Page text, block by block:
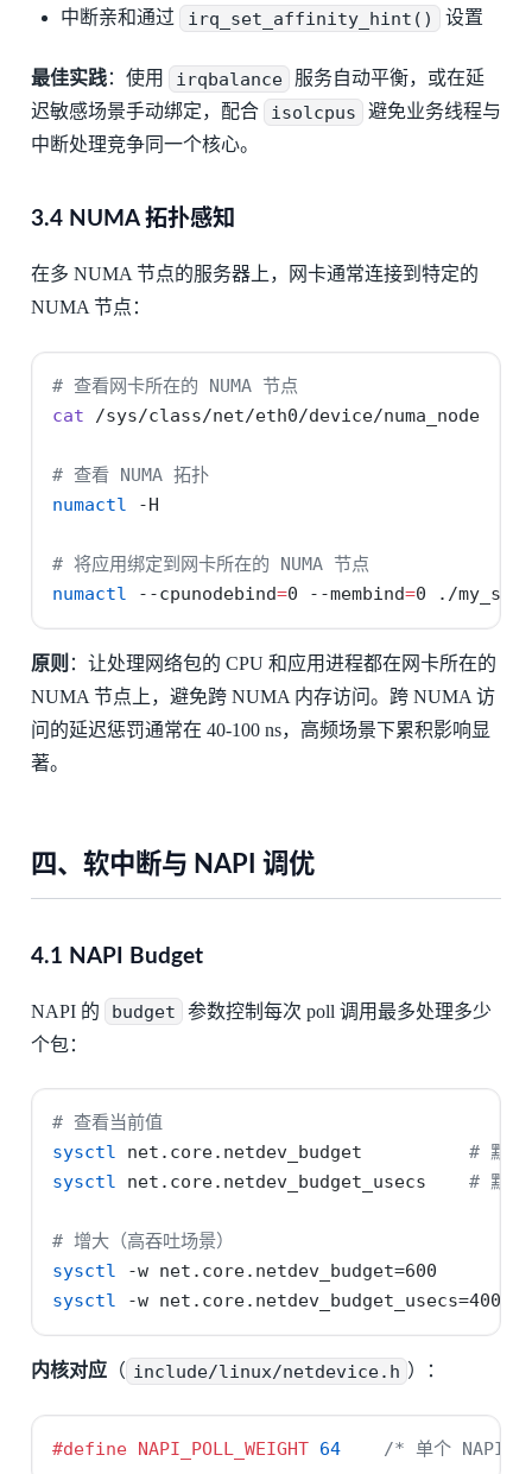
中断亲和通过
irq_set_affinity_hint() 设置
最佳实践：使用 irqbalance
服务自动平衡，或在延
迟敏感场景手动绑定，配合
isolcpus
避免业务线程与
中断处理竞争同一个核心。
3.4 NUMA 拓扑感知
在多 NUMA 节点的服务器上，网卡通常连接到特定的
NUMA 节点：
# 查看网卡所在的 NUMA 节点
cat /sys/class/net/eth0/device/numa_node
# 查看 NUMA 拓扑
numactl
-H
# 将应用绑定到网卡所在的 NUMA 节点
numactl
--cpunodebind=0 --membind=0 ./
原则 ：让处理网络包的 CPU 和应用进程都在网卡所在的
NUMA 节点上，避免跨 NUMA 内存访问。跨 NUMA 访
问的延迟惩罚通常在 40-100 ns，高频场景下累积影响显
著。
四、软中断与 NAPI 调优
4.1 NAPI Budget
NAPI 的 budget
参数控制每次 poll 调用最多处理多少
个包：
# 查看当前值
sysctl net.core.netdev_budget # 默
sysctl net.core.netdev_budget_usecs # 默认
# 增大（高吞吐场景）
sysctl
-w net.core.netdev_budget=600
sysctl
-w net.core.netdev_budget_usecs=4000
内核对应（ include/linux/netdevice.h ）：
#define NAPI_POLL_WEIGHT 64 /* 单个 NAPI